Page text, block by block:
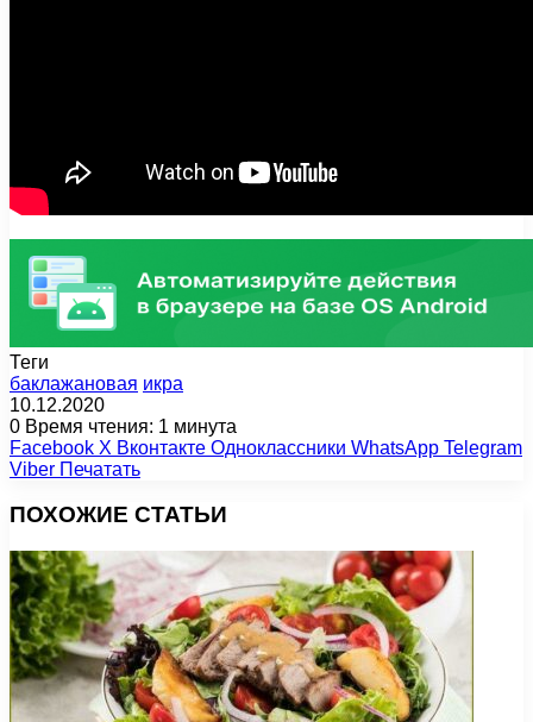
Теги
баклажановая икра
10.12.2020
0 Время чтения: 1 минута
Facebook X Вконтакте Одноклассники WhatsApp Telegram
Viber Печатать
ПОХОЖИЕ СТАТЬИ